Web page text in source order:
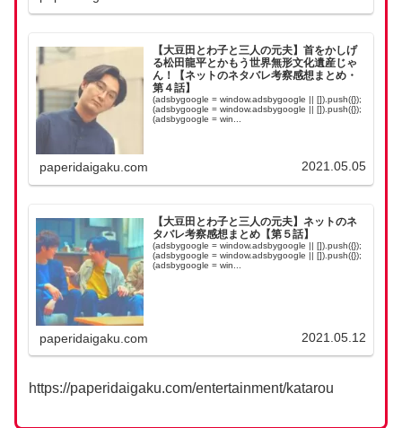
【大豆田とわ子と三人の元夫】首をかしげ
る松田龍平とかもう世界無形文化遺産じゃ
ん！【ネットのネタバレ考察感想まとめ・
第４話】
(adsbygoogle = window.adsbygoogle || []).push({});
(adsbygoogle = window.adsbygoogle || []).push({});
(adsbygoogle = win...
paperidaigaku.com 2021.05.05
【大豆田とわ子と三人の元夫】ネットのネ
タバレ考察感想まとめ【第５話】
(adsbygoogle = window.adsbygoogle || []).push({});
(adsbygoogle = window.adsbygoogle || []).push({});
(adsbygoogle = win...
paperidaigaku.com 2021.05.12
https://paperidaigaku.com/entertainment/katarou